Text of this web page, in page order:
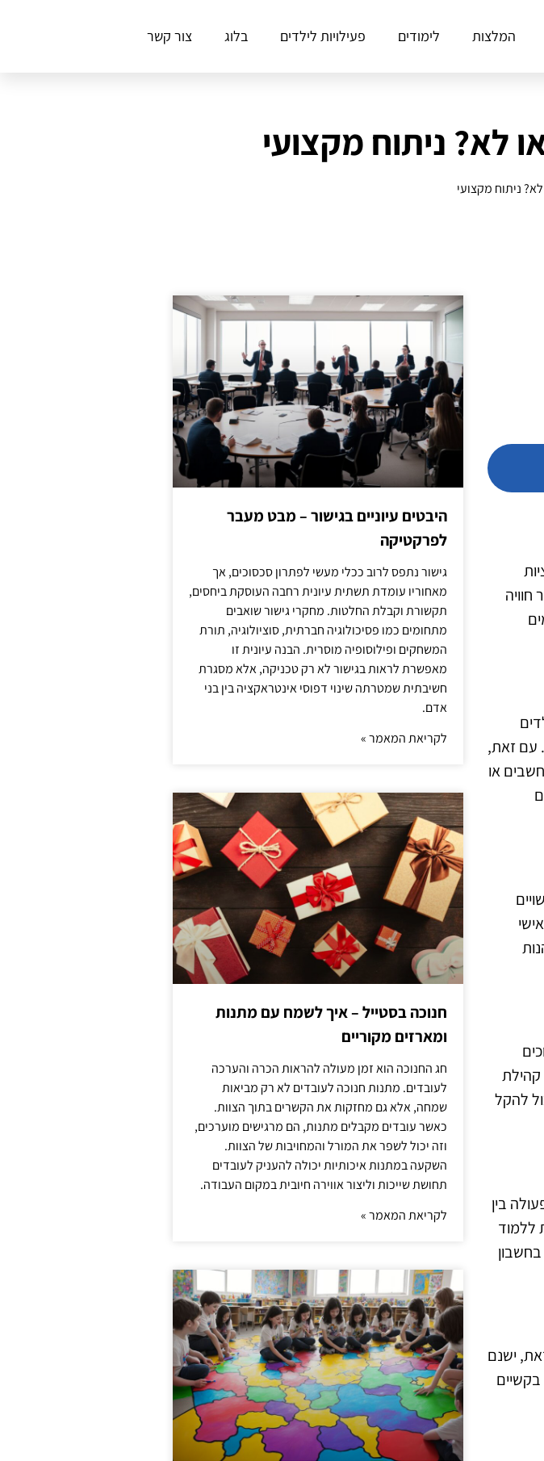
המלצות לימודים פעילויות לילדים בלוג צור קשר
לא? ניתוח מקצועי
ניתוח מקצועי
עם זאת,
או
קהילת
להקל
בין
ללמוד
ישנם
בקשיים
היבטים עיוניים בגישור – מבט מעבר
לפרקטיקה
גישור נתפס לרוב ככלי מעשי לפתרון סכסוכים, אך
מאחוריו עומדת תשתית עיונית רחבה העוסקת ביחסים,
תקשורת וקבלת החלטות. מחקרי גישור שואבים
מתחומים כמו פסיכולוגיה חברתית, סוציולוגיה, תורת
המשחקים ופילוסופיה מוסרית. הבנה עיונית זו
מאפשרת לראות בגישור לא רק טכניקה, אלא מסגרת
חשיבתית שמטרתה שינוי דפוסי אינטראקציה בין בני
אדם.
לקריאת המאמר »
חנוכה בסטייל – איך לשמח עם מתנות
ומארזים מקוריים
חג החנוכה הוא זמן מעולה להראות הכרה והערכה
לעובדים. מתנות חנוכה לעובדים לא רק מביאות
שמחה, אלא גם מחזקות את הקשרים בתוך הצוות.
כאשר עובדים מקבלים מתנות, הם מרגישים מוערכים,
וזה יכול לשפר את המורל והמחויבות של הצוות.
השקעה במתנות איכותיות יכולה להעניק לעובדים
תחושת שייכות וליצור אווירה חיובית במקום העבודה.
לקריאת המאמר »